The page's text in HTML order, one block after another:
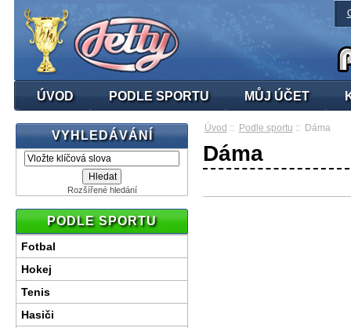
ÚVOD PODLE SPORTU MŮJ ÚČET
VYHLEDÁVÁNÍ
Rozšířené hledání
PODLE SPORTU
Fotbal
Hokej
Tenis
Hasiči
Úvod :: Podle sportu :: Dáma
Dáma